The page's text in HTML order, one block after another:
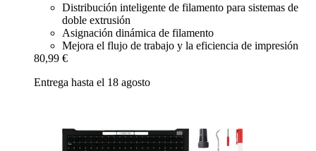
Distribución inteligente de filamento para sistemas de
doble extrusión
Asignación dinámica de filamento
Mejora el flujo de trabajo y la eficiencia de impresión
80,99 €
Entrega hasta el 18 agosto